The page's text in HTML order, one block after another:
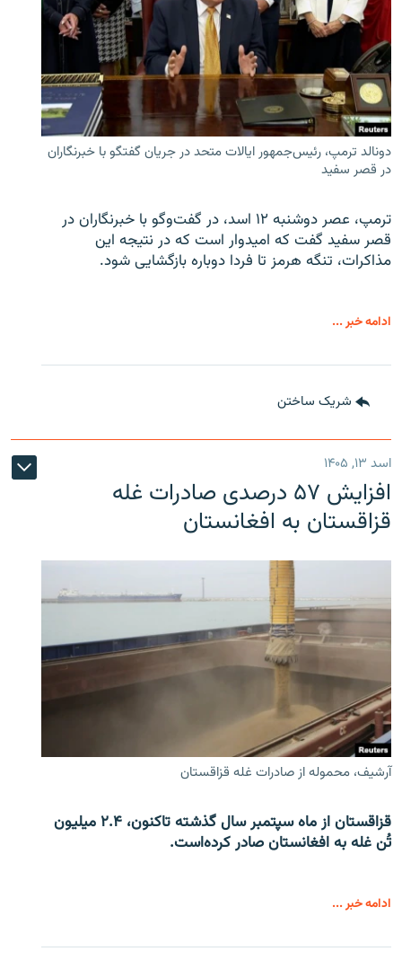
دونالد ترمپ، رئیس‌جمهور ایالات متحد در جریان گفتگو با خبرنگاران
در قصر سفید
ترمپ، عصر دوشنبه ۱۲ اسد، در گفت‌وگو با خبرنگاران در
قصر سفید گفت که امیدوار است که در نتیجه این
مذاکرات، تنگه هرمز تا فردا دوباره بازگشایی شود.
ادامه خبر ...
شریک ساختن
اسد ۱۳, ۱۴۰۵
افزایش ۵۷ درصدی صادرات غله
قزاقستان به افغانستان
آرشیف، محموله از صادرات غله قزاقستان
قزاقستان از ماه سپتمبر سال گذشته تاکنون، ۲.۴ میلیون
تُن غله به افغانستان صادر کرده‌است.
ادامه خبر ...